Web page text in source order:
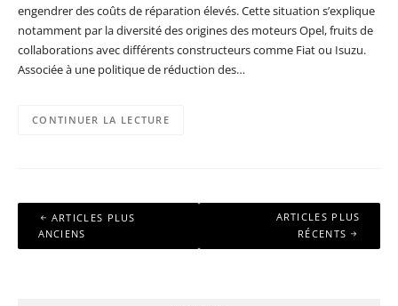
engendrer des coûts de réparation élevés. Cette situation s’explique
notamment par la diversité des origines des moteurs Opel, fruits de
collaborations avec différents constructeurs comme Fiat ou Isuzu.
Associée à une politique de réduction des…
CONTINUER LA LECTURE
Navigation
des
ARTICLES PLUS
ANCIENS
ARTICLES PLUS
RÉCENTS